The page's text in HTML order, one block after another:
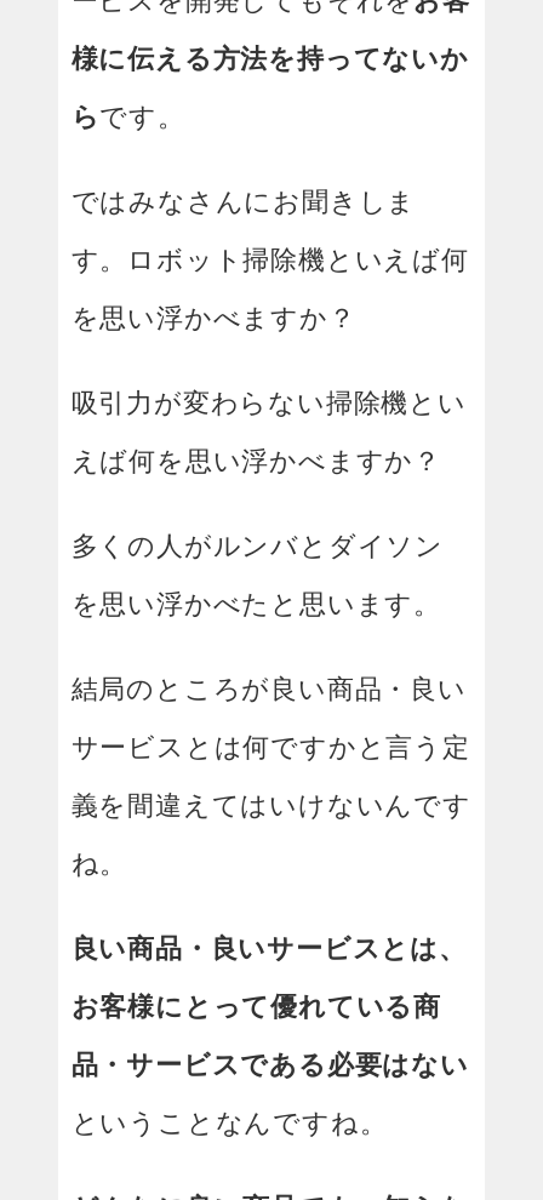
様に伝える方法を持ってないか
らです。
ではみなさんにお聞きしま
す。ロボット掃除機といえば何
を思い浮かべますか？
吸引力が変わらない掃除機とい
えば何を思い浮かべますか？
多くの人がルンバとダイソン
を思い浮かべたと思います。
結局のところが良い商品・良い
サービスとは何ですかと言う定
義を間違えてはいけないんです
ね。
良い商品・良いサービスとは、
お客様にとって優れている商
品・サービスである必要はない
ということなんですね。